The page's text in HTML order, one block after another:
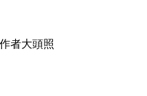
者大頭照